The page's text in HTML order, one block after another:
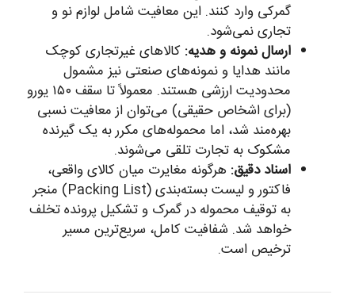
گمرکی وارد کنند. این معافیت شامل لوازم نو و
تجاری نمی‌شود.
ارسال نمونه و هدیه: کالاهای غیرتجاری کوچک
مانند هدایا و نمونه‌های صنعتی نیز مشمول
محدودیت ارزشی هستند. معمولاً تا سقف ۱۵۰ یورو
(برای اشخاص حقیقی) می‌توان از معافیت نسبی
بهره‌مند شد، اما محموله‌های مکرر به یک گیرنده
مشکوک به تجارت تلقی می‌شوند.
اسناد دقیق: هرگونه مغایرت میان کالای واقعی،
فاکتور و لیست بسته‌بندی (Packing List) منجر
به توقیف محموله در گمرک و تشکیل پرونده تخلف
خواهد شد. شفافیت کامل، سریع‌ترین مسیر
ترخیص است.